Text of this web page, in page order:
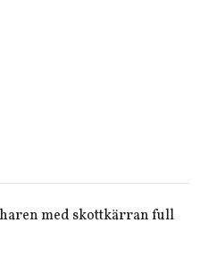
med skottkärran full